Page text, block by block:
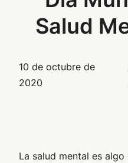
Salud
10 de octubre de
2020
La salud mental es